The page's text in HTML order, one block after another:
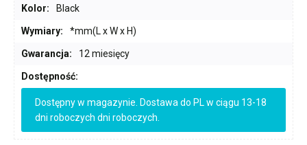
Kolor: Black
Wymiary: *mm(L x W x H)
Gwarancja: 12 miesięcy
Dostępność:
Dostępny w magazynie. Dostawa do PL w ciągu 13-18
dni roboczych dni roboczych.